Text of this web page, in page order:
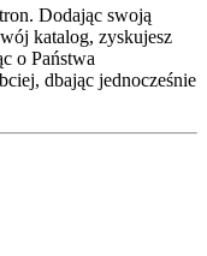
Dodając swoją
katalog, zyskujesz
o Państwa
dbając jednocześnie